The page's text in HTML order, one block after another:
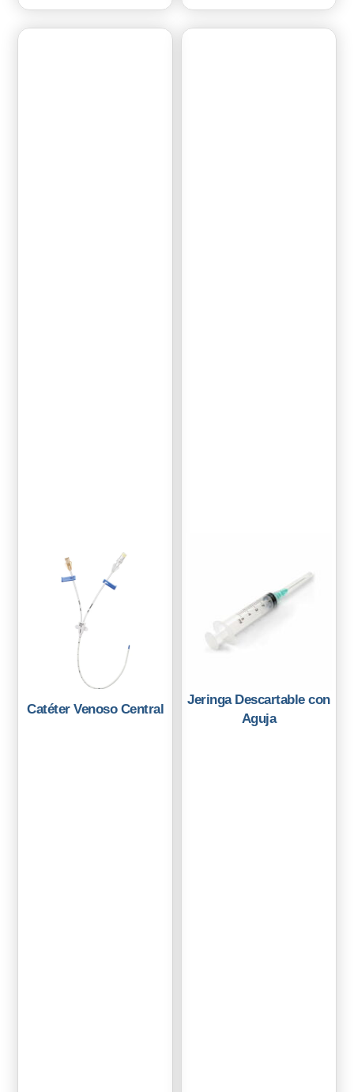
Catéter Venoso Central
Jeringa Descartable con
Aguja